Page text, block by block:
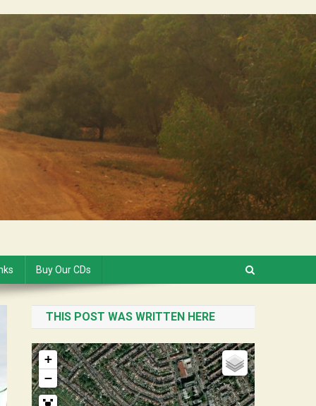
Buy Our CDs
THIS POST WAS WRITTEN HERE